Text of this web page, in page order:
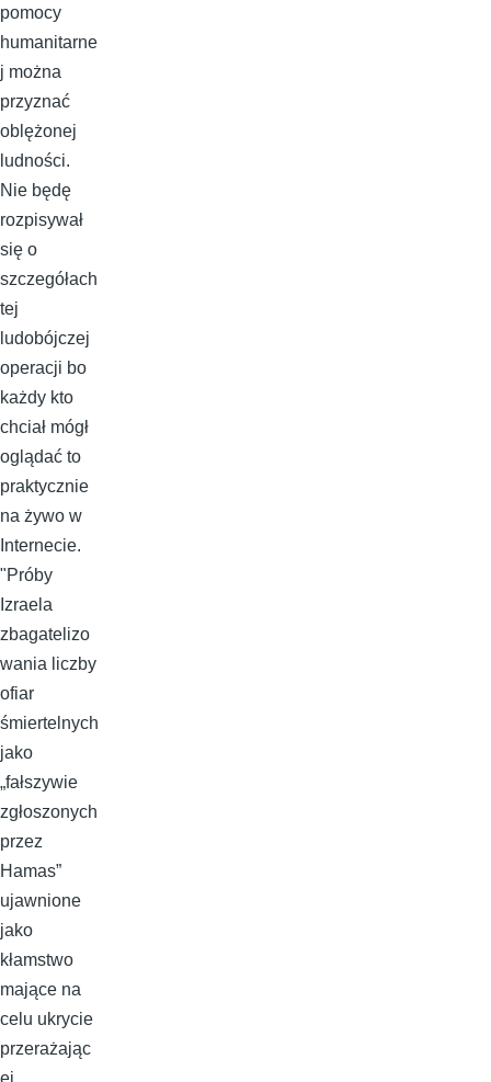
pomocy
humanitarne
j można
przyznać
oblężonej
ludności.
Nie będę
rozpisywał
się o
szczegółach
tej
ludobójczej
operacji bo
każdy kto
chciał mógł
oglądać to
praktycznie
na żywo w
Internecie.
"Próby
Izraela
zbagatelizo
wania liczby
ofiar
śmiertelnych
jako
„fałszywie
zgłoszonych
przez
Hamas”
ujawnione
jako
kłamstwo
mające na
celu ukrycie
przerażając